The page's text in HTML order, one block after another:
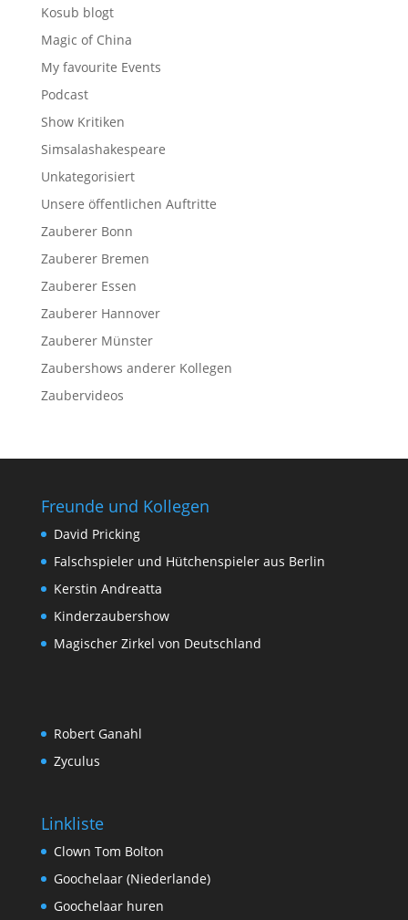
Kosub blogt
Magic of China
My favourite Events
Podcast
Show Kritiken
Simsalashakespeare
Unkategorisiert
Unsere öffentlichen Auftritte
Zauberer Bonn
Zauberer Bremen
Zauberer Essen
Zauberer Hannover
Zauberer Münster
Zaubershows anderer Kollegen
Zaubervideos
Freunde und Kollegen
David Pricking
Falschspieler und Hütchenspieler aus Berlin
Kerstin Andreatta
Kinderzaubershow
Magischer Zirkel von Deutschland
Robert Ganahl
Zyculus
Linkliste
Clown Tom Bolton
Goochelaar (Niederlande)
Goochelaar huren